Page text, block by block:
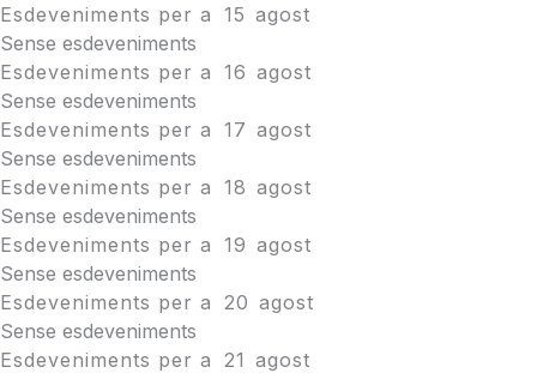
Esdeveniments per a 15 agost
Sense esdeveniments
Esdeveniments per a 16 agost
Sense esdeveniments
Esdeveniments per a 17 agost
Sense esdeveniments
Esdeveniments per a 18 agost
Sense esdeveniments
Esdeveniments per a 19 agost
Sense esdeveniments
Esdeveniments per a
20 agost
Sense esdeveniments
Esdeveniments per a
21 agost